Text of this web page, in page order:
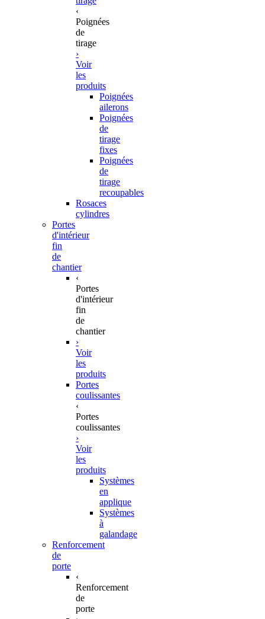
‹
Poignées
de
tirage
›
Voir
les
produits
Poignées
ailerons
Poignées
de
tirage
fixes
Poignées
de
tirage
recoupables
Rosaces
cylindres
Portes
d'intérieur
fin
de
chantier
‹
Portes
d'intérieur
fin
de
chantier
›
Voir
les
produits
Portes
coulissantes
‹
Portes
coulissantes
›
Voir
les
produits
Systèmes
en
applique
Systèmes
à
galandage
Renforcement
de
porte
‹
Renforcement
de
porte